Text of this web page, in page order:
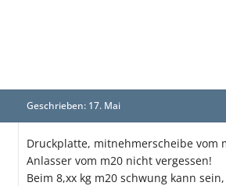
Geschrieben: 17. Mai
Druckplatte, mitnehmerscheibe vom
Anlasser vom m20 nicht vergessen!
Beim 8,xx kg m20 schwung kann